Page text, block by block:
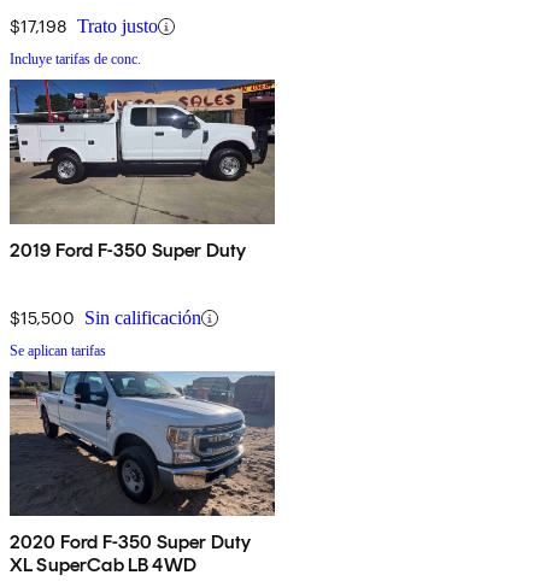
$17,198 Trato justo
Incluye tarifas de conc.
2019 Ford F-350 Super Duty
$15,500 Sin calificación
Se aplican tarifas
2020 Ford F-350 Super Duty
XL SuperCab LB 4WD